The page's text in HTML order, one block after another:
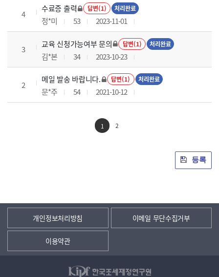
4
수료증 출력 답변(1) 처리완료
정*미 53 2023-11-01
3
교육 신청가능여부 문의 답변(1) 처리완료
김*본 34 2023-10-23
2
메일 발송 바랍니다. 답변(1) 처리완료
문*주 54 2021-10-12
1 2
등록
개인정보처리방침 이메일 무단수집거부
이용약관